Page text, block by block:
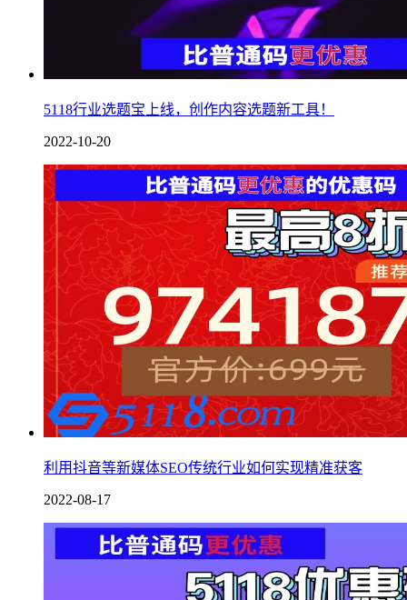
5118行业选题宝上线，创作内容选题新工具！
2022-10-20
利用抖音等新媒体SEO传统行业如何实现精准获客
2022-08-17